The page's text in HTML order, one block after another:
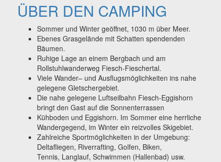
ÜBER DEN CAMPING
Sommer und Winter geöffnet, 1030 m über Meer.
Ebenes Grasgelände mit Schatten spendenden
Bäumen.
Ruhige Lage an einem Bergbach und am
Rollstuhlwanderweg Fiesch-Fieschertal.
Viele Wander– und Ausflugsmöglichkeiten ins nahe
gelegene Gletschergebiet.
Die nahe gelegene Luftseilbahn Fiesch-Eggishorn
bringt den Gast auf die Sonnenterrassen
Kühboden und Eggishorn. Im Sommer eine herrliche
Wandergegend, im Winter ein reizvolles Skigebiet.
Zahlreiche Sportmöglichkeiten in der Umgebung:
Deltafliegen, Riverrafting, Golfen, Biken,
Tennis, Langlauf, Schwimmen (Hallenbad) usw.